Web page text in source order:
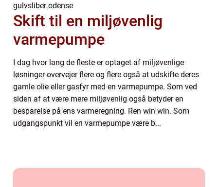
gulvsliber odense
Skift til en miljøvenlig
varmepumpe
I dag hvor lang de fleste er optaget af miljøvenlige
løsninger overvejer flere og flere også at udskifte deres
gamle olie eller gasfyr med en varmepumpe. Som ved
siden af at være mere miljøvenlig også betyder en
besparelse på ens varmeregning. Ren win win. Som
udgangspunkt vil en varmepumpe være b...